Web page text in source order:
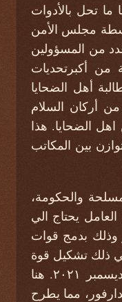
ما تحل بالأدوات
مجلس الأمن
أوامر توقيف ضذ عدد من المسؤولين
من أكبرتحديات
أهل الضحايا
أركان السلام
اهل الضحايا. هذا
بين المكاتب
والحكومة،
يحتاج الي
اتفاقية جوبا للسلام أن تتم الترتيبات في مدة (٣٩) شهر وذلك بدمج قوات
ذلك تشكيل قوة
مشتركة لحماية المدنيين قوامها (١٢) ألف جندي لتتولى مهامها عقب خروج بعثة اليوناميد في ديسمبر ٢٠٢١. هنا
مما يطرح